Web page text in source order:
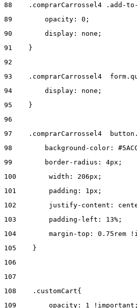
88
.comprarCarrossel4 .add-
89
        opacity: 0;
90
        display: none;
91
    }
92
93
.comprarCarrossel4
94
        display: none;
95
    }
96
97
.comprarCarrossel4
98
background-color:
99
        border-radius: 4px;
100
        width: 206px;
101
        padding: 1px;
102
justify-content:
103
        padding-left: 13%;
104
margin-top: 0.75rem
105
    }
106
107
108
    .customCart{
109
opacity: 1